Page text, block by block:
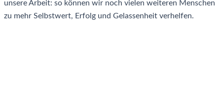
unsere Arbeit: so können wir noch vielen weiteren Menschen
zu mehr Selbstwert, Erfolg und Gelassenheit verhelfen.